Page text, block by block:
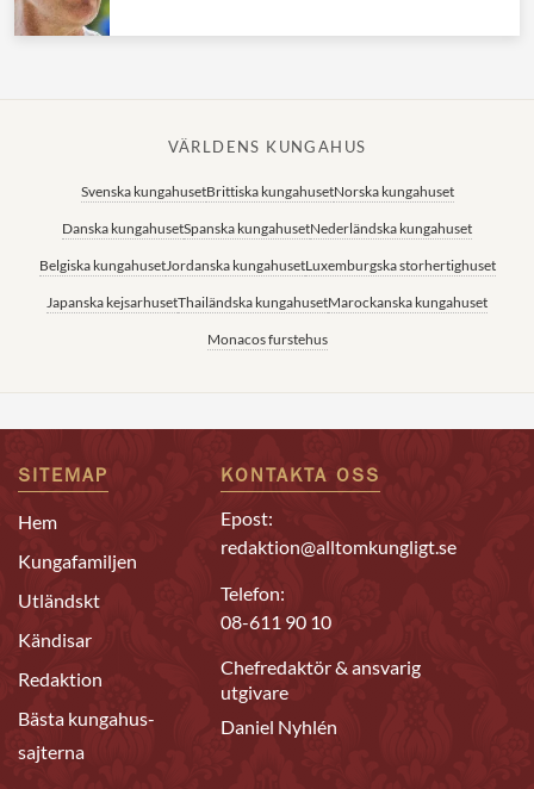
VÄRLDENS KUNGAHUS
Svenska kungahusetBrittiska kungahusetNorska kungahuset
Danska kungahusetSpanska kungahusetNederländska kungahuset
Belgiska kungahusetJordanska kungahusetLuxemburgska storhertighuset
Japanska kejsarhusetThailändska kungahusetMarockanska kungahuset
Monacos furstehus
SITEMAP
Hem
Kungafamiljen
Utländskt
Kändisar
Redaktion
Bästa kungahus-
sajterna
KONTAKTA OSS
Epost:
redaktion@alltomkungligt.se
Telefon:
08-611 90 10
Chefredaktör & ansvarig
utgivare
Daniel Nyhlén